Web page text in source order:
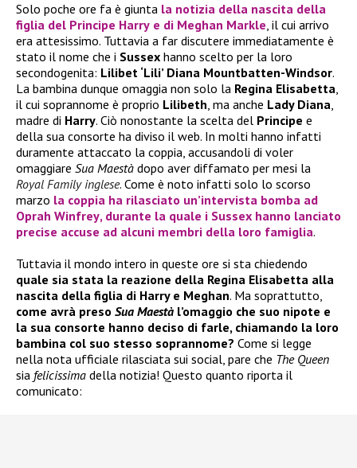
Solo poche ore fa è giunta la notizia della nascita della
figlia del Principe Harry e di Meghan Markle, il cui arrivo
era attesissimo. Tuttavia a far discutere immediatamente è
stato il nome che i Sussex hanno scelto per la loro
secondogenita: Lilibet ‘Lili’ Diana Mountbatten-Windsor.
La bambina dunque omaggia non solo la Regina Elisabetta,
il cui soprannome è proprio Lilibeth, ma anche Lady Diana,
madre di Harry. Ciò nonostante la scelta del Principe e
della sua consorte ha diviso il web. In molti hanno infatti
duramente attaccato la coppia, accusandoli di voler
omaggiare Sua Maestà dopo aver diffamato per mesi la
Royal Family inglese. Come è noto infatti solo lo scorso
marzo la coppia ha rilasciato un’intervista bomba ad
Oprah Winfrey, durante la quale i Sussex hanno lanciato
precise accuse ad alcuni membri della loro famiglia.
Tuttavia il mondo intero in queste ore si sta chiedendo
quale sia stata la reazione della Regina Elisabetta alla
nascita della figlia di Harry e Meghan. Ma soprattutto,
come avrà preso Sua Maestà l’omaggio che suo nipote e
la sua consorte hanno deciso di farle, chiamando la loro
bambina col suo stesso soprannome? Come si legge
nella nota ufficiale rilasciata sui social, pare che The Queen
sia felicissima della notizia! Questo quanto riporta il
comunicato: